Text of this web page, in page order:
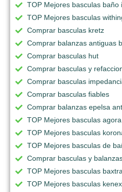
TOP Mejores basculas baño
TOP Mejores basculas
Comprar basculas kretz
Comprar balanzas antiguas
Comprar basculas hut
Comprar basculas y
Comprar basculas
Comprar basculas fiables
Comprar balanzas epelsa
TOP Mejores basculas agora
TOP Mejores basculas
TOP Mejores basculas de
Comprar basculas y
TOP Mejores basculas
TOP Mejores basculas kenex